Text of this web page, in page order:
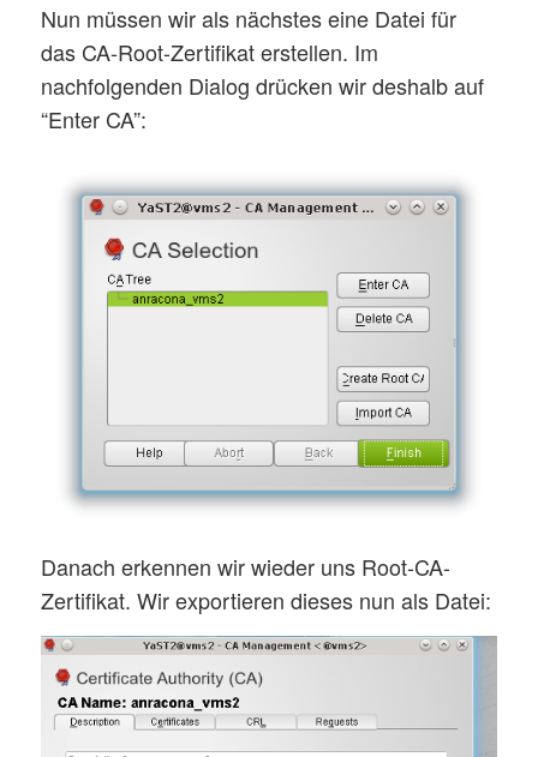
Nun müssen wir als nächstes eine Datei für
das CA-Root-Zertifikat erstellen. Im
nachfolgenden Dialog drücken wir deshalb auf
“Enter CA”:
Danach erkennen wir wieder uns Root-CA-
Zertifikat. Wir exportieren dieses nun als Datei: